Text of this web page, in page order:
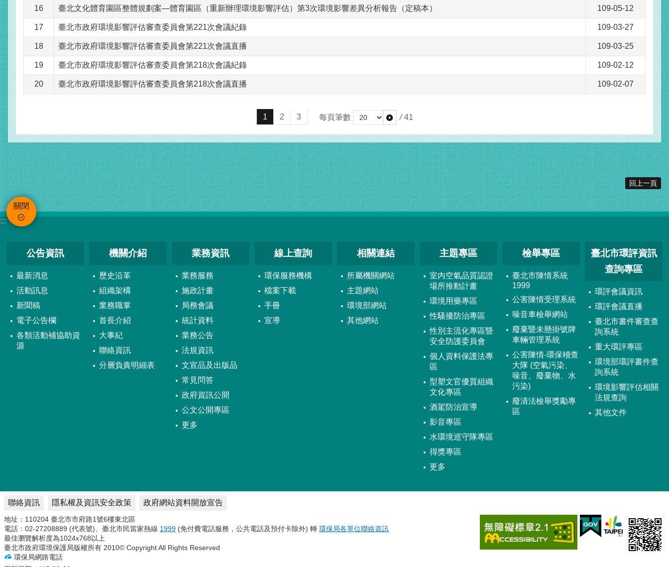
16 臺北文化體育園區整體規劃案—體育園區（重新辦理環境影響評估）第3次環境影響差異分析報告（定稿本） 109-05-12
17 臺北市政府環境影響評估審查委員會第221次會議紀錄 109-03-27
18 臺北市政府環境影響評估審查委員會第221次會議直播 109-03-25
19 臺北市政府環境影響評估審查委員會第218次會議紀錄 109-02-12
20 臺北市政府環境影響評估審查委員會第218次會議直播 109-02-07
1 2 3 每頁筆數 / 41
回上一頁
關閉
:::
公告資訊
最新消息
活動訊息
新聞稿
電子公告欄
各類活動補協助資
源
機關介紹
歷史沿革
組織架構
業務職掌
首長介紹
大事紀
聯絡資訊
分層負責明細表
業務資訊
業務服務
施政計畫
局務會議
統計資料
業務公告
法規資訊
文宣品及出版品
常見問答
政府資訊公開
公文公開專區
更多
線上查詢
環保服務機構
檔案下載
手冊
宣導
相關連結
所屬機關網站
主題網站
環境部網站
其他網站
主題專區
室內空氣品質認證
場所推動計畫
環境用藥專區
性騷擾防治專區
性別主流化專區暨
安全防護委員會
個人資料保護法專
區
型塑文官優質組織
文化專區
酒駕防治宣導
影音專區
水環境巡守隊專區
得獎專區
更多
檢舉專區
臺北市陳情系統
1999
公害陳情受理系統
噪音車檢舉網站
廢棄暨未懸掛號牌
車輛管理系統
公害陳情-環保稽查
大隊 (空氣污染、
噪音、廢棄物、水
污染)
廢清法檢舉獎勵專
區
臺北市環評資訊
查詢專區
環評會議資訊
環評會議直播
臺北市書件審查查
詢系統
重大環評專區
環境部環評書件查
詢系統
環境影響評估相關
法規查詢
其他文件
聯絡資訊 隱私權及資訊安全政策 政府網站資料開放宣告
地址：110204 臺北市市府路1號6樓東北區
電話：02-27208889 (代表號)、臺北市民當家熱線 1999 (免付費電話服務，公共電話及預付卡除外) 轉 環保局各單位聯絡資訊
最佳瀏覽解析度為1024x768以上
臺北市政府環境保護局版權所有 2010© Copyright All Rights Reserved
環保局網路電話